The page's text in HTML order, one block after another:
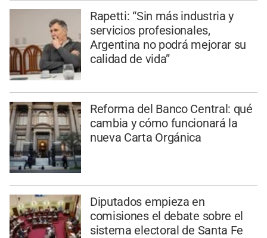
Rapetti: “Sin más industria y
servicios profesionales,
Argentina no podrá mejorar su
calidad de vida”
Reforma del Banco Central: qué
cambia y cómo funcionará la
nueva Carta Orgánica
Diputados empieza en
comisiones el debate sobre el
sistema electoral de Santa Fe